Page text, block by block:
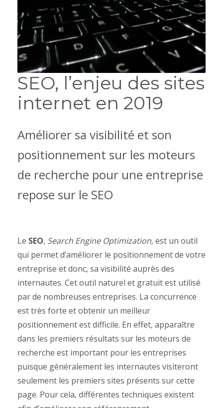
SEO, l’enjeu des sites
internet en 2019
Améliorer sa visibilité et son
positionnement sur les moteurs
de recherche pour une entreprise
repose sur le SEO
Le SEO, Search Engine Optimization,est un outil
qui permet d’améliorer le positionnement de votre
entreprise et donc, sa visibilité auprès des
internautes. Cet outil naturel et gratuit est utilisé
par de nombreuses entreprises. La concurrence
est très forte et obtenir un meilleur
positionnement est difficile. En effet, apparaître
dans les premiers résultats sur les moteurs de
recherche est important pour les entreprises
puisque généralement les internautes visiteront
seulement les premiers sites présents sur cette
page. Pour cela, différentes techniques existent